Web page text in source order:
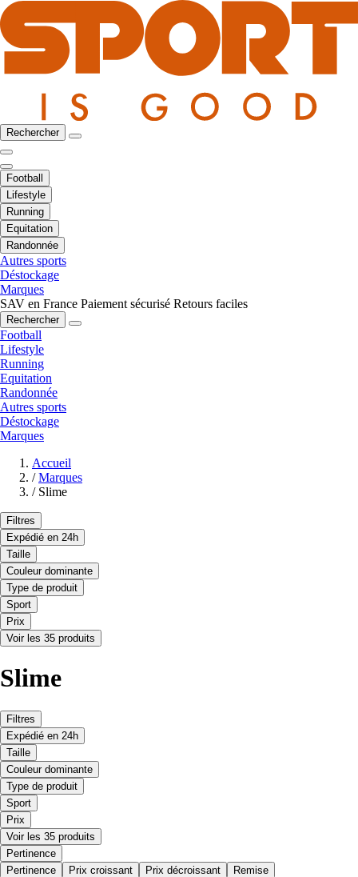
Rechercher
Football
Lifestyle
Running
Equitation
Randonnée
Autres sports
Déstockage
Marques
SAV en France Paiement sécurisé Retours faciles
Rechercher
Football
Lifestyle
Running
Equitation
Randonnée
Autres sports
Déstockage
Marques
Accueil
/ Marques
/ Slime
Filtres
Expédié en 24h
Taille
Couleur dominante
Type de produit
Sport
Prix
Voir les 35 produits
Slime
Filtres
Expédié en 24h
Taille
Couleur dominante
Type de produit
Sport
Prix
Voir les 35 produits
Pertinence
Pertinence
Prix croissant Prix décroissant Remise